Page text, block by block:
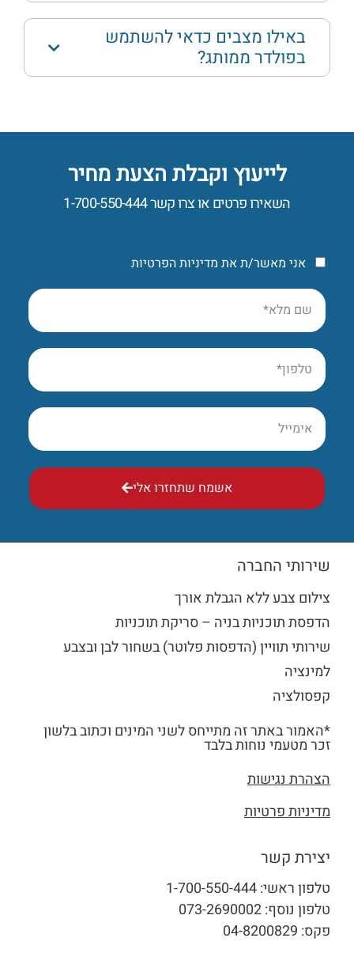
באילו מצבים כדאי להשתמש
בפולדר ממותג?
לייעוץ וקבלת הצעת מחיר
השאירו פרטים או צרו קשר1-700-550-444
אני מאשר/ת את מדיניות הפרטיות
אשמח שתחזרו אלי
יצירת קשר
טלפון ראשי:1-700-550-444
טלפון נוסף:073-2690002
פקס: 04-8200829
שירותי החברה
צילום צבע ללא הגבלת אורך
הדפסת תוכניות בניה – סריקת תוכניות
שירותי תוויין (הדפסות פלוטר) בשחור לבן ובצבע
למינציה
קפסולציה
*האמור באתר זה מתייחס לשני המינים וכתוב בלשון
זכר מטעמי נוחות בלבד
הצהרת נגישות
מדיניות פרטיות